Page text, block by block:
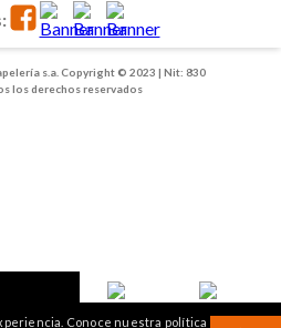
Conoce nuestra política
s.a. Copyright © 2023 | Nit: 830
los derechos reservados
2